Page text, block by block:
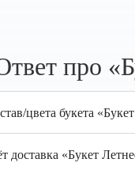
про
цвета букета
доставка «Букет